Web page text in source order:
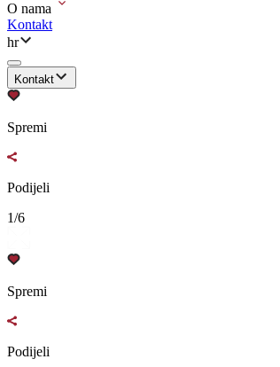
O nama
Kontakt
hr
Kontakt
Spremi
Podijeli
1/6
Spremi
Podijeli